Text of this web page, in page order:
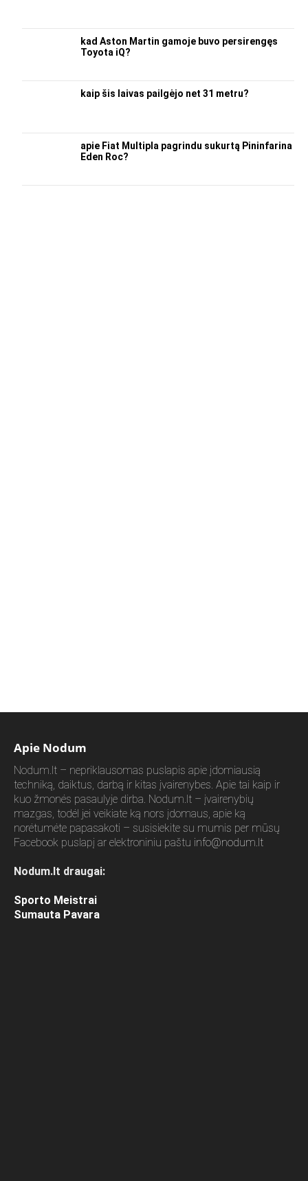
kad Aston Martin gamoje buvo persirengęs
Toyota iQ?
kaip šis laivas pailgėjo net 31 metru?
apie Fiat Multipla pagrindu sukurtą Pininfarina
Eden Roc?
Apie Nodum
Nodum.lt – nepriklausomas puslapis apie įdomiausią
techniką, daiktus, darbą ir kitas įvairenybes. Apie tai kaip ir
kuo žmonės pasaulyje dirba. Nodum.lt – įvairenybių
mazgas, todėl jei veikiate ką nors įdomaus, apie ką
norėtumėte papasakoti – susisiekite su mumis per mūsų
Facebook puslapį ar elektroniniu paštu info@nodum.lt
Nodum.lt draugai:
Sporto Meistrai
Sumauta Pavara